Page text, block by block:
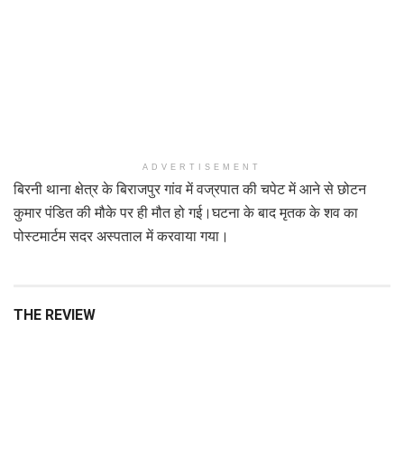
ADVERTISEMENT
बिरनी थाना क्षेत्र के बिराजपुर गांव में वज्रपात की चपेट में आने से छोटन
कुमार पंडित की मौके पर ही मौत हो गई।घटना के बाद मृतक के शव का
पोस्टमार्टम सदर अस्पताल में करवाया गया।
THE REVIEW